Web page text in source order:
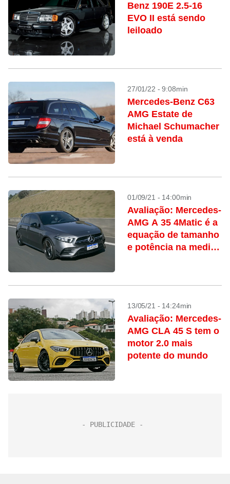
Benz 190E 2.5-16
EVO II está sendo
leiloado
27/01/22 - 9:08min
Mercedes-Benz C63
AMG Estate de
Michael Schumacher
está à venda
01/09/21 - 14:00min
Avaliação: Mercedes-
AMG A 35 4Matic é a
equação de tamanho
e potência na medida
13/05/21 - 14:24min
Avaliação: Mercedes-
AMG CLA 45 S tem o
motor 2.0 mais
potente do mundo